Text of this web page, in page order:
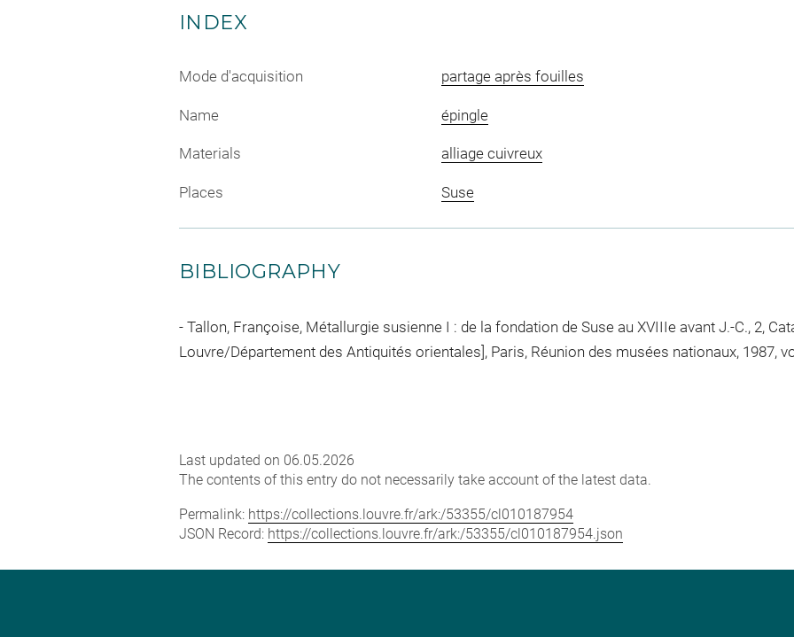
INDEX
Mode d'acquisition partage après fouilles
Name épingle
Materials alliage cuivreux
Places Suse
BIBLIOGRAPHY
Tallon, Françoise, Métallurgie susienne I : de la fondation de Suse au XVIIIe avant J.-C., 2,
Louvre/Département des Antiquités orientales], Paris, Réunion des musées nationaux, 1987,
Last updated on 06.05.2026
The contents of this entry do not necessarily take account of the latest data.
Permalink: https://collections.louvre.fr/ark:/53355/cl010187954
JSON Record: https://collections.louvre.fr/ark:/53355/cl010187954.json